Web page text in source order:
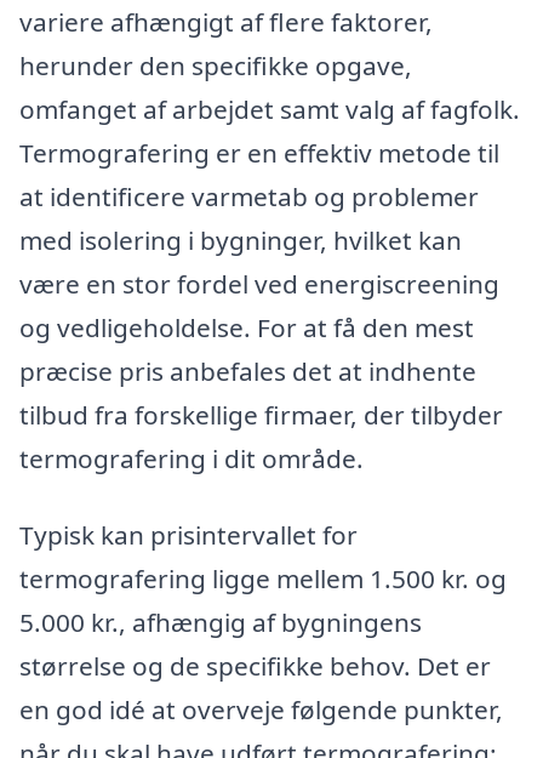
variere afhængigt af flere faktorer,
herunder den specifikke opgave,
omfanget af arbejdet samt valg af fagfolk.
Termografering er en effektiv metode til
at identificere varmetab og problemer
med isolering i bygninger, hvilket kan
være en stor fordel ved energiscreening
og vedligeholdelse. For at få den mest
præcise pris anbefales det at indhente
tilbud fra forskellige firmaer, der tilbyder
termografering i dit område.
Typisk kan prisintervallet for
termografering ligge mellem 1.500 kr. og
5.000 kr., afhængig af bygningens
størrelse og de specifikke behov. Det er
en god idé at overveje følgende punkter,